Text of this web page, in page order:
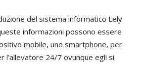
del sistema informatico Lely
informazioni possono essere
mobile, uno smartphone, per
l’allevatore 24/7 ovunque egli si